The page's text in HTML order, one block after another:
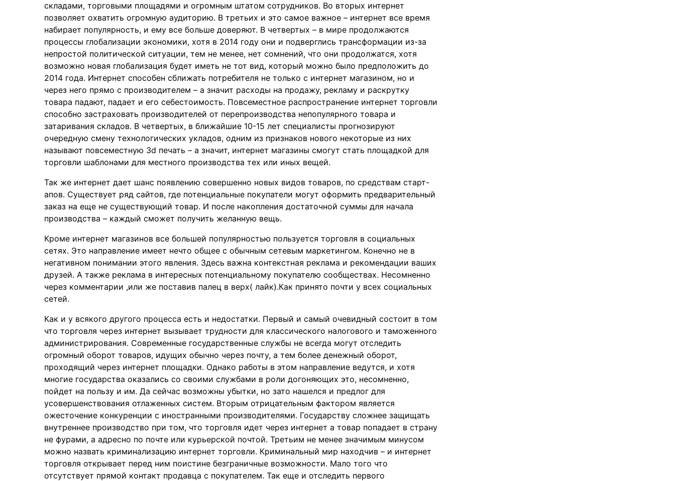
складами, торговыми площадями и огромным штатом сотрудников. Во вторых интернет
позволяет охватить огромную аудиторию. В третьих и это самое важное – интернет все время
набирает популярность, и ему все больше доверяют. В четвертых – в мире продолжаются
процессы глобализации экономики, хотя в 2014 году они и подверглись трансформации из-за
непростой политической ситуации, тем не менее, нет сомнений, что они продолжатся, хотя
возможно новая глобализация будет иметь не тот вид, который можно было предположить до
2014 года. Интернет способен сближать потребителя не только с интернет магазином, но и
через него прямо с производителем – а значит расходы на продажу, рекламу и раскрутку
товара падают, падает и его себестоимость. Повсеместное распространение интернет торговли
способно застраховать производителей от перепроизводства непопулярного товара и
затаривания складов. В четвертых, в ближайшие 10-15 лет специалисты прогнозируют
очередную смену технологических укладов, одним из признаков нового некоторые из них
называют повсеместную 3d печать – а значит, интернет магазины смогут стать площадкой для
торговли шаблонами для местного производства тех или иных вещей.
Так же интернет дает шанс появлению совершенно новых видов товаров, по средствам старт-
апов. Существует ряд сайтов, где потенциальные покупатели могут оформить предварительный
заказ на еще не существующий товар. И после накопления достаточной суммы для начала
производства – каждый сможет получить желанную вещь.
Кроме интернет магазинов все большей популярностью пользуется торговля в социальных
сетях. Это направление имеет нечто общее с обычным сетевым маркетингом. Конечно не в
негативном понимании этого явления. Здесь важна контекстная реклама и рекомендации ваших
друзей. А также реклама в интересных потенциальному покупателю сообществах. Несомненно
через комментарии ,или же поставив палец в верх( лайк).Как принято почти у всех социальных
сетей.
Как и у всякого другого процесса есть и недостатки. Первый и самый очевидный состоит в том
что торговля через интернет вызывает трудности для классического налогового и таможенного
администрирования. Современные государственные службы не всегда могут отследить
огромный оборот товаров, идущих обычно через почту, а тем более денежный оборот,
проходящий через интернет площадки. Однако работы в этом направление ведутся, и хотя
многие государства оказались со своими службами в роли догоняющих это, несомненно,
пойдет на пользу и им. Да сейчас возможны убытки, но зато нашелся и предлог для
усовершенствования отлаженных систем. Вторым отрицательным фактором является
ожесточение конкуренции с иностранными производителями. Государству сложнее защищать
внутреннее производство при том, что торговля идет через интернет а товар попадает в страну
не фурами, а адресно по почте или курьерской почтой. Третьим не менее значимым минусом
можно назвать криминализацию интернет торговли. Криминальный мир находчив – и интернет
торговля открывает перед ним поистине безграничные возможности. Мало того что
отсутствует прямой контакт продавца с покупателем. Так еще и отследить первого